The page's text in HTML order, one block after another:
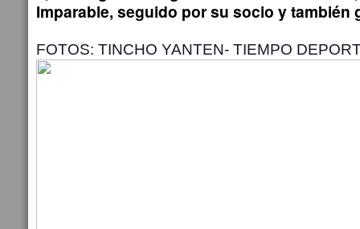
Imparable, seguido por su socio y también
FOTOS: TINCHO YANTEN- TIEMPO